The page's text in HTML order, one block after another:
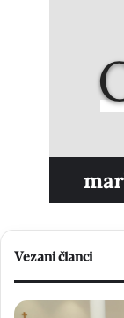
Vezani članci
U